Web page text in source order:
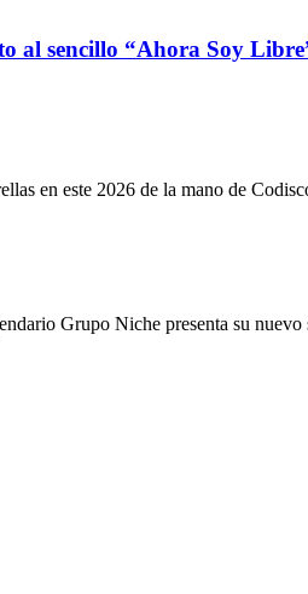
al sencillo “Ahora Soy
en este 2026 de la mano de
Grupo Niche presenta su